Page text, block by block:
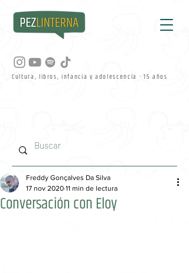
Cultura, libros, infancia y adolescencia · 15 años
Conversación con Eloy
Freddy Gonçalves Da Silva
17 nov 2020 11 min de lectura